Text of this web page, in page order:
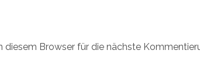
diesem Browser für die nächste